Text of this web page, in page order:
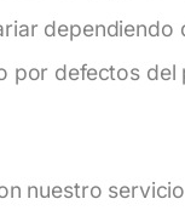
por defectos
nuestro